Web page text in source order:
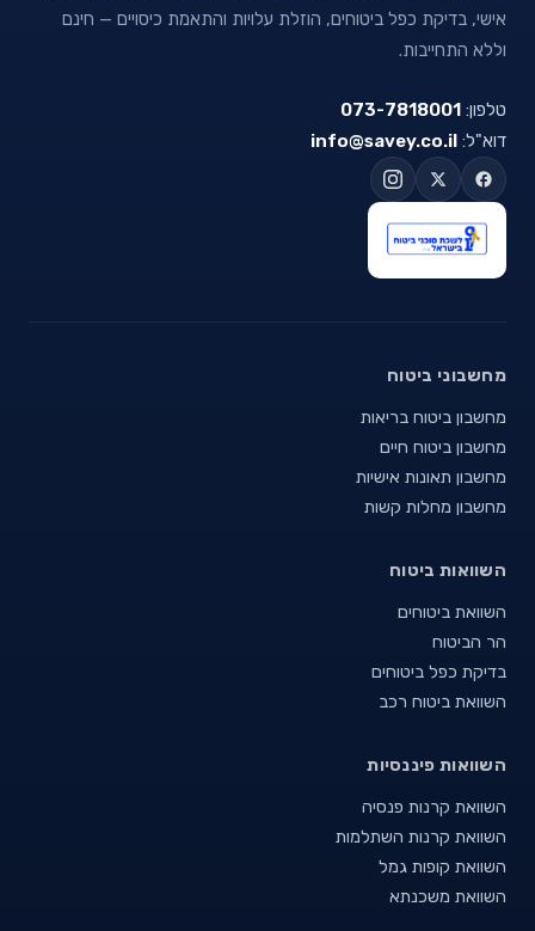
אישי, בדיקת כפל ביטוחים, הוזלת עלויות והתאמת כיסויים — חינם
וללא התחייבות.
טלפון: 073-7818001
דוא"ל: info@savey.co.il
מחשבוני ביטוח
מחשבון ביטוח בריאות
מחשבון ביטוח חיים
מחשבון תאונות אישיות
מחשבון מחלות קשות
השוואות ביטוח
השוואת ביטוחים
הר הביטוח
בדיקת כפל ביטוחים
השוואת ביטוח רכב
השוואות פיננסיות
השוואת קרנות פנסיה
השוואת קרנות השתלמות
השוואת קופות גמל
השוואת משכנתא